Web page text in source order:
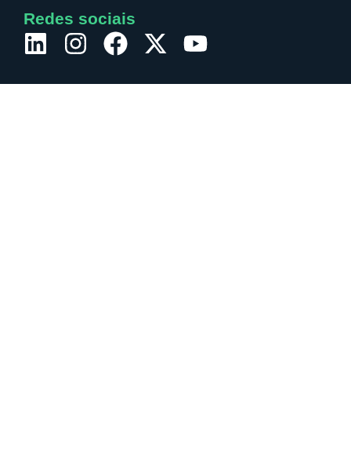
Redes sociais